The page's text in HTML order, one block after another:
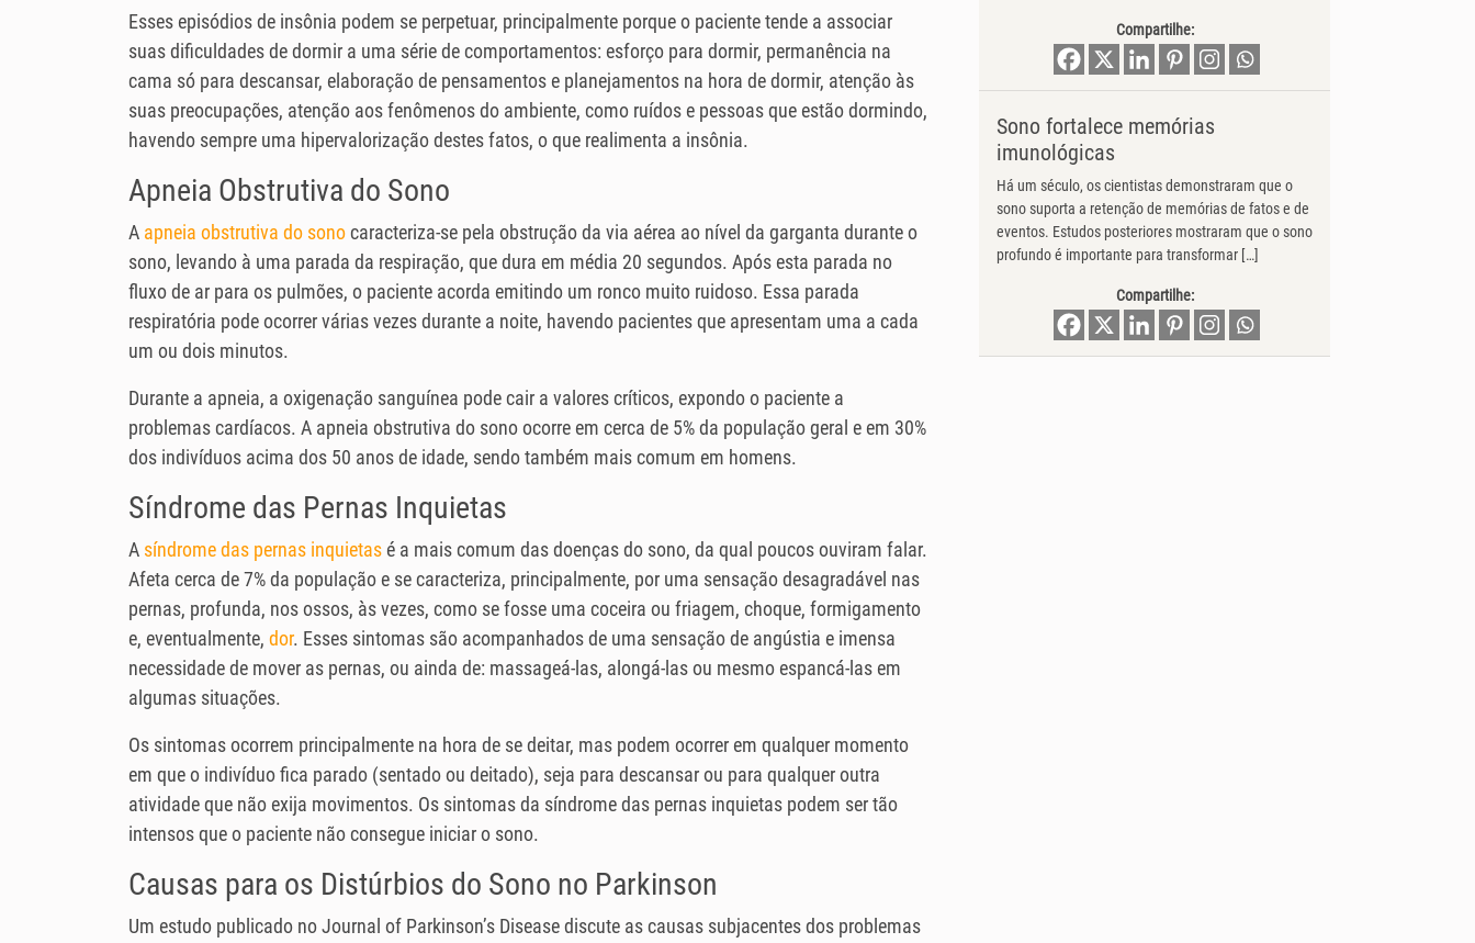
Esses episódios de insônia podem se perpetuar, principalmente porque o paciente tende a associar
suas dificuldades de dormir a uma série de comportamentos: esforço para dormir, permanência na
cama só para descansar, elaboração de pensamentos e planejamentos na hora de dormir, atenção às
suas preocupações, atenção aos fenômenos do ambiente, como ruídos e pessoas que estão dormindo,
havendo sempre uma hipervalorização destes fatos, o que realimenta a insônia.
Apneia Obstrutiva do Sono
A apneia obstrutiva do sonocaracteriza-se pela obstrução da via aérea ao nível da garganta durante o
sono, levando à uma parada da respiração, que dura em média 20 segundos. Após esta parada no
fluxo de ar para os pulmões, o paciente acorda emitindo um ronco muito ruidoso. Essa parada
respiratória pode ocorrer várias vezes durante a noite, havendo pacientes que apresentam uma a cada
um ou dois minutos.
Durante a apneia, a oxigenação sanguínea pode cair a valores críticos, expondo o paciente a
problemas cardíacos. A apneia obstrutiva do sono ocorre em cerca de 5% da população geral e em 30%
dos indivíduos acima dos 50 anos de idade, sendo também mais comum em homens.
Síndrome das Pernas Inquietas
A síndrome das pernas inquietas é a mais comum das doenças do sono, da qual poucos ouviram falar.
Afeta cerca de 7% da população e se caracteriza, principalmente, por uma sensação desagradável nas
pernas, profunda, nos ossos, às vezes, como se fosse uma coceira ou friagem, choque, formigamento
e, eventualmente, dor. Esses sintomas são acompanhados de uma sensação de angústia e imensa
necessidade de mover as pernas, ou ainda de: massageá-las, alongá-las ou mesmo espancá-las em
algumas situações.
Os sintomas ocorrem principalmente na hora de se deitar, mas podem ocorrer em qualquer momento
em que o indivíduo fica parado (sentado ou deitado), seja para descansar ou para qualquer outra
atividade que não exija movimentos. Os sintomas da síndrome das pernas inquietas podem ser tão
intensos que o paciente não consegue iniciar o sono.
Causas para os Distúrbios do Sono no Parkinson
Um estudo publicado no Journal of Parkinson’s Disease discute as causas subjacentes dos problemas
Compartilhe:
Sono fortalece memórias
imunológicas
Há um século, os cientistas demonstraram que o
sono suporta a retenção de memórias de fatos e de
eventos. Estudos posteriores mostraram que o sono
profundo é importante para transformar […]
Compartilhe: